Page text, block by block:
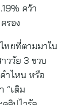
คว้า
รอง
ทยที่ตามมาใน
าววัย 3 ขวบ
ำไหน หรือ
“เติม